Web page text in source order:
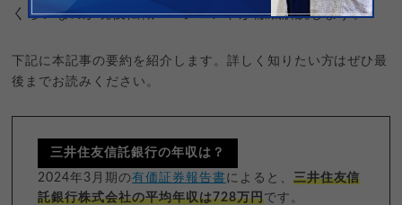
くらいなのか現役転職エージェントが徹底解説します。
下記に本記事の要約を紹介します。詳しく知りたい方はぜひ最
後までお読みください。
三井住友信託銀行の年収は？
2024年3月期の有価証券報告書によると、 三井住友信
託銀行株式会社の平均年収は728万円です。